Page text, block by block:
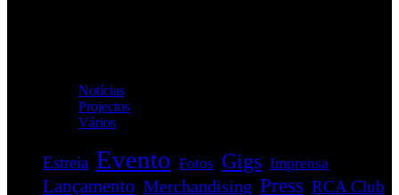
Notícias
Projectos
Vários
Estreia Evento Fotos Gigs Imprensa
Lançamento Merchandising Press RCA Club